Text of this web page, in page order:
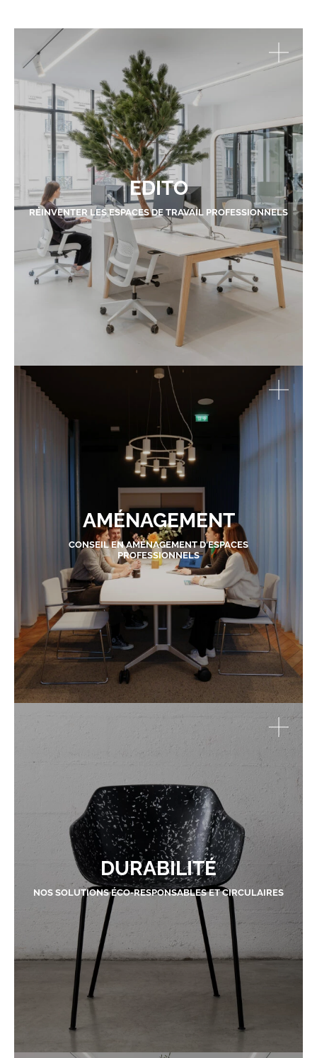
EDITO
RÉINVENTER LES ESPACES DE TRAVAIL PROFESSIONNELS
AMÉNAGEMENT
CONSEIL EN AMÉNAGEMENT D'ESPACES
PROFESSIONNELS
DURABILITÉ
NOS SOLUTIONS ÉCO-RESPONSABLES ET CIRCULAIRES